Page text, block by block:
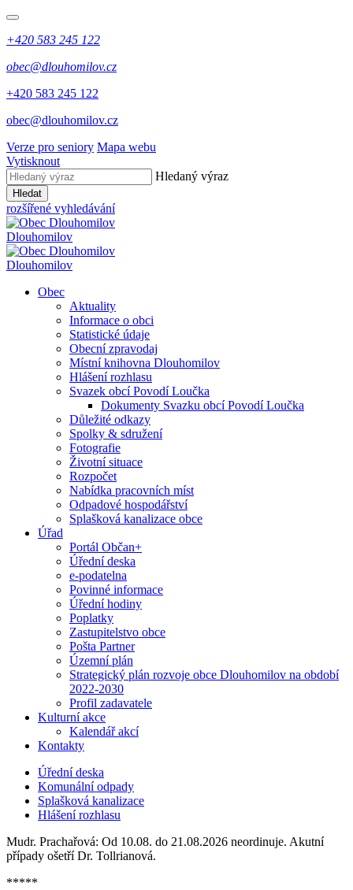
+420 583 245 122
obec@dlouhomilov.cz
+420 583 245 122
obec@dlouhomilov.cz
Verze pro seniory Mapa webu
Vytisknout
Hledaný výraz
Hledat
rozšířené vyhledávání
Dlouhomilov
Dlouhomilov
Obec
Aktuality
Informace o obci
Statistické údaje
Obecní zpravodaj
Místní knihovna Dlouhomilov
Hlášení rozhlasu
Svazek obcí Povodí Loučka
Dokumenty Svazku obcí Povodí Loučka
Důležité odkazy
Spolky & sdružení
Fotografie
Životní situace
Rozpočet
Nabídka pracovních míst
Odpadové hospodářství
Splašková kanalizace obce
Úřad
Portál Občan+
Úřední deska
e-podatelna
Povinné informace
Úřední hodiny
Poplatky
Zastupitelstvo obce
Pošta Partner
Územní plán
Strategický plán rozvoje obce Dlouhomilov na období
2022-2030
Profil zadavatele
Kulturní akce
Kalendář akcí
Kontakty
Úřední deska
Komunální odpady
Splašková kanalizace
Hlášení rozhlasu
Mudr. Prachařová: Od 10.08. do 21.08.2026 neordinuje. Akutní
případy ošetří Dr. Tollrianová.
*****